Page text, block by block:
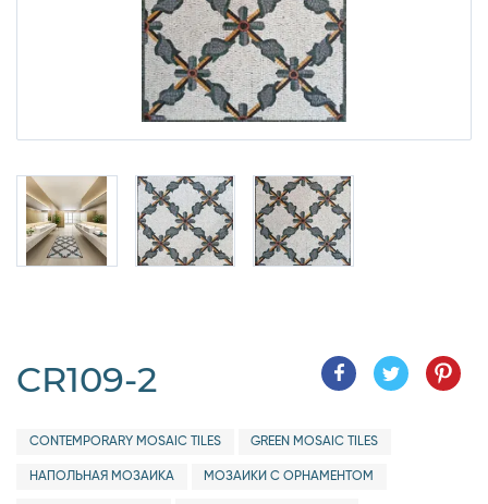
CR109-2
CONTEMPORARY MOSAIC TILES GREEN MOSAIC TILES
НАПОЛЬНАЯ МОЗАИКА МОЗАИКИ С ОРНАМЕНТОМ